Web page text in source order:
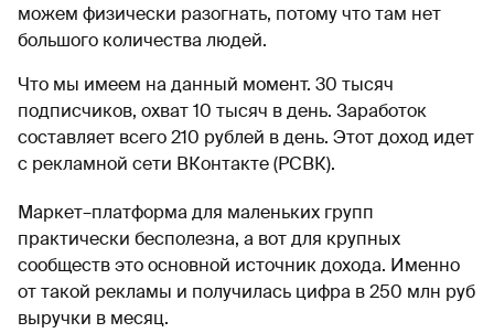
можем физически разогнать, потому что там нет
большого количества людей.
Что мы имеем на данный момент. 30 тысяч
подписчиков, охват 10 тысяч в день. Заработок
составляет всего 210 рублей в день. Этот доход идет
с рекламной сети ВКонтакте (РСВК).
Маркет–платформа для маленьких групп
практически бесполезна, а вот для крупных
сообществ это основной источник дохода. Именно
от такой рекламы и получилась цифра в 250 млн руб
выручки в месяц.